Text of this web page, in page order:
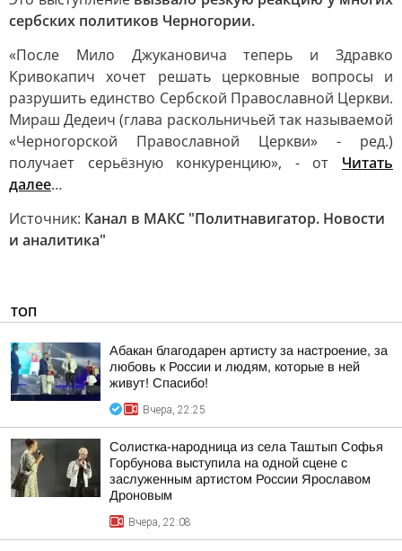
сербских политиков Черногории.
«После Мило Джукановича теперь и Здравко
Кривокапич хочет решать церковные вопросы и
разрушить единство Сербской Православной Церкви.
Мираш Дедеич (глава раскольничьей так называемой
«Черногорской Православной Церкви» - ред.)
получает серьёзную конкуренцию», - от Читать
далее…
Источник: Канал в МАКС "Политнавигатор. Новости
и аналитика"
ТОП
Абакан благодарен артисту за настроение, за
любовь к России и людям, которые в ней
живут! Спасибо!
Вчера, 22:25
Солистка-народница из села Таштып Софья
Горбунова выступила на одной сцене с
заслуженным артистом России Ярославом
Дроновым
Вчера, 22:08